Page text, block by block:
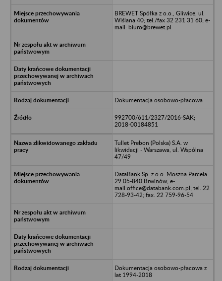
BREWET Spółka z o.o., Gliwice, ul.
Wiślana 40; tel./fax 32 231 31 60; e-
mail: biuro@brewet.pl
Dokumentacja osobowo-płacowa
992700/611/2327/2016-SAK;
2018-00184851
Tullet Prebon (Polska) S.A. w
likwidacji - Warszawa, ul. Wspólna
47/49
DataBank Sp. z o.o. Moszna Parcela
29 05-840 Brwinów; e-
mail:office@databank.com.pl; tel. 22
728-93-42; fax. 22 759-96-54
Dokumentacja osobowo-płacowa z
lat 1994-2018